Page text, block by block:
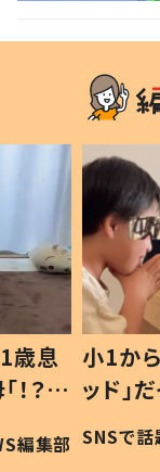
歳息
？」
編集部
小1か
ッド」
作り
#令和の
SNSで話